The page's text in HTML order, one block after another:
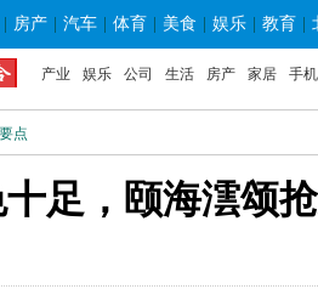
房产 汽车 体育 美食 娱乐 教育
产业 娱乐 公司 生活 房产 家居 手机
要点
足，颐海澐颂